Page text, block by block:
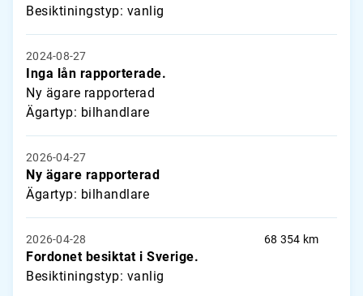
Besiktiningstyp: vanlig
2024-08-27
Inga lån rapporterade.
Ny ägare rapporterad
Ägartyp: bilhandlare
2026-04-27
Ny ägare rapporterad
Ägartyp: bilhandlare
2026-04-28
Fordonet besiktat i Sverige.
Besiktiningstyp: vanlig
68 354 km